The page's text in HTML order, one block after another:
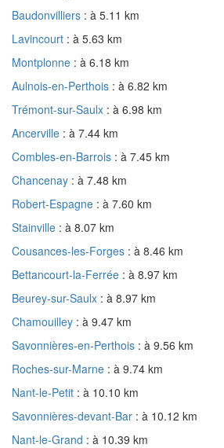
Baudonvilliers : à 5.11 km
Lavincourt : à 5.63 km
Montplonne : à 6.18 km
Aulnois-en-Perthois : à 6.82 km
Trémont-sur-Saulx : à 6.98 km
Ancerville : à 7.44 km
Combles-en-Barrois : à 7.45 km
Chancenay : à 7.48 km
Robert-Espagne : à 7.60 km
Stainville : à 8.07 km
Cousances-les-Forges : à 8.46 km
Bettancourt-la-Ferrée : à 8.97 km
Beurey-sur-Saulx : à 8.97 km
Chamouilley : à 9.47 km
Savonnières-en-Perthois : à 9.56 km
Roches-sur-Marne : à 9.74 km
Nant-le-Petit : à 10.10 km
Savonnières-devant-Bar : à 10.12 km
Nant-le-Grand : à 10.39 km